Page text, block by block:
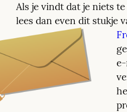
Als je vindt dat je niets
lees dan even dit stukje